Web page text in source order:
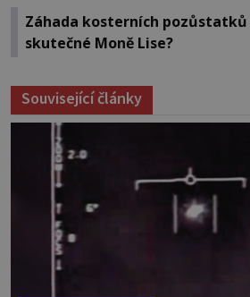
Záhada kosterních pozůstatků
skutečné Moně Lise?
Související články